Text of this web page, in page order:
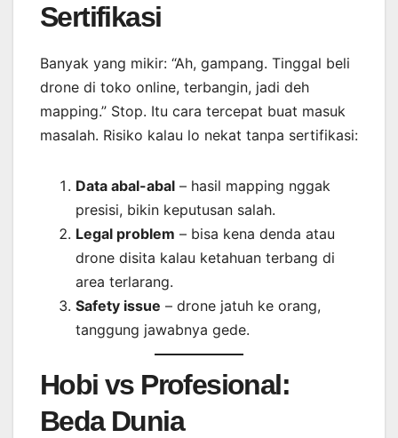
Sertifikasi
Banyak yang mikir: “Ah, gampang. Tinggal beli
drone di toko online, terbangin, jadi deh
mapping.” Stop. Itu cara tercepat buat masuk
masalah. Risiko kalau lo nekat tanpa sertifikasi:
Data abal-abal – hasil mapping nggak
presisi, bikin keputusan salah.
Legal problem – bisa kena denda atau
drone disita kalau ketahuan terbang di
area terlarang.
Safety issue – drone jatuh ke orang,
tanggung jawabnya gede.
Hobi vs Profesional:
Beda Dunia